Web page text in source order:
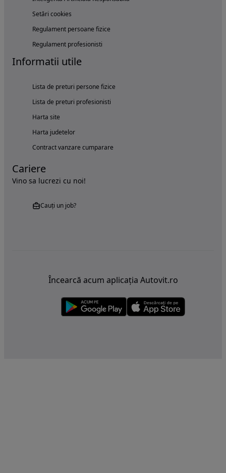
Setări cookies
Regulament persoane fizice
Regulament profesionisti
Informatii utile
Lista de preturi persone fizice
Lista de preturi profesionisti
Harta site
Harta judetelor
Contract vanzare cumparare
Cariere
Vino sa lucrezi cu noi!
Cauți un job?
Încearcă acum aplicația Autovit.ro